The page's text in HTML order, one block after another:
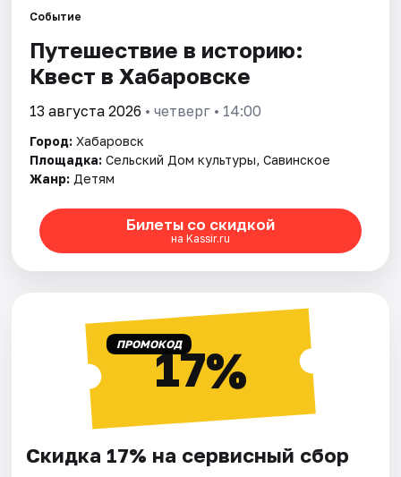
Площадки
Артисты
Событие
Путешествие в историю:
Квест в Хабаровске
13 августа 2026 • четверг • 14:00
Город: Хабаровск
Площадка: Сельский Дом культуры, Савинское
Жанр: Детям
Билеты со скидкой
на Kassir.ru
ПРОМОКОД17%
Скидка 17% на сервисный сбор